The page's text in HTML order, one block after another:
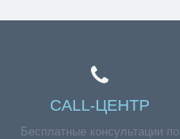
CALL-ЦЕНТР
Бесплатные консультации по